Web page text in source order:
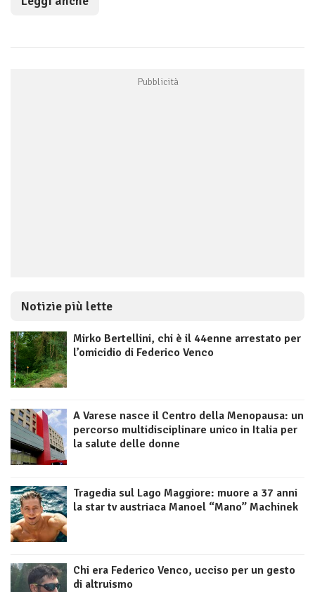
Notizie più lette
Mirko Bertellini, chi è il 44enne arrestato per
l’omicidio di Federico Venco
A Varese nasce il Centro della Menopausa: un
percorso multidisciplinare unico in Italia per
la salute delle donne
Tragedia sul Lago Maggiore: muore a 37 anni
la star tv austriaca Manoel “Mano” Machinek
Chi era Federico Venco, ucciso per un gesto
di altruismo